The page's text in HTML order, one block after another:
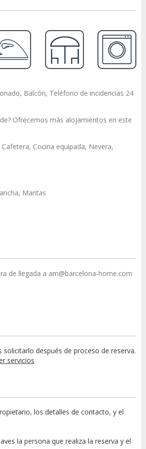
Balcón, Teléfono de incidencias 24
Ofrecemos más alojamientos en este
Cocina equipada, Nevera,
Mantas
de llegada a am@barcelona-home.com
después de proceso de reserva.
servicios
los detalles de contacto, y el
la persona que realiza la reserva y el